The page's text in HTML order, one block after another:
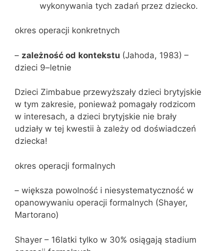
wykonywania tych zadań przez dziecko.
okres operacji konkretnych
– zależność od kontekstu (Jahoda, 1983) –
dzieci 9–letnie
Dzieci Zimbabue przewyższały dzieci brytyjskie
w tym zakresie, ponieważ pomagały rodzicom
w interesach, a dzieci brytyjskie nie brały
udziały w tej kwestii à zależy od doświadczeń
dziecka!
okres operacji formalnych
– większa powolność i niesystematyczność w
opanowywaniu operacji formalnych (Shayer,
Martorano)
Shayer – 16latki tylko w 30% osiągają stadium